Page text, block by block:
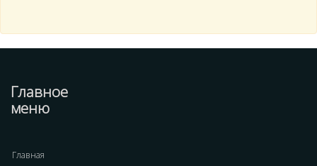
Главное
меню
Главная